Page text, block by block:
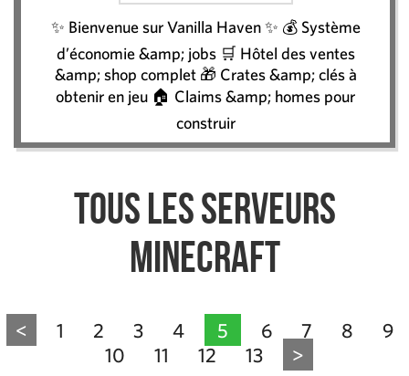
✨ Bienvenue sur Vanilla Haven ✨ 💰 Système
d’économie &amp; jobs 🛒 Hôtel des ventes
&amp; shop complet 🎁 Crates &amp; clés à
obtenir en jeu 🏠 Claims &amp; homes pour
construir
Tous les serveurs
Minecraft
< 1 2 3 4 5 6 7 8
9
10
11 12 13 >